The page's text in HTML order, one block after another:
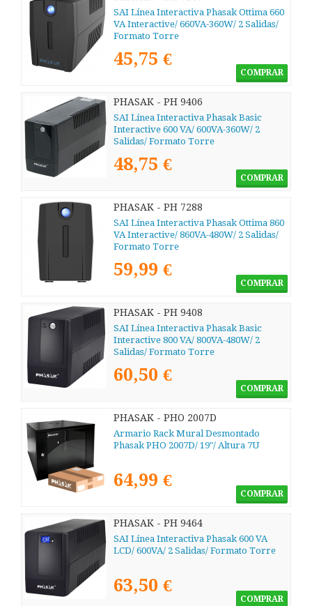
SAI Línea Interactiva Phasak Ottima 660
VA Interactive/ 660VA-360W/ 2 Salidas/
Formato Torre
45,75 €
COMPRAR
PHASAK - PH 9406
SAI Línea Interactiva Phasak Basic
Interactive 600 VA/ 600VA-360W/ 2
Salidas/ Formato Torre
48,75 €
COMPRAR
PHASAK - PH 7288
SAI Línea Interactiva Phasak Ottima 860
VA Interactive/ 860VA-480W/ 2 Salidas/
Formato Torre
59,99 €
COMPRAR
PHASAK - PH 9408
SAI Línea Interactiva Phasak Basic
Interactive 800 VA/ 800VA-480W/ 2
Salidas/ Formato Torre
60,50 €
COMPRAR
PHASAK - PHO 2007D
Armario Rack Mural Desmontado
Phasak PHO 2007D/ 19"/ Altura 7U
64,99 €
COMPRAR
PHASAK - PH 9464
SAI Línea Interactiva Phasak 600 VA
LCD/ 600VA/ 2 Salidas/ Formato Torre
63,50 €
COMPRAR